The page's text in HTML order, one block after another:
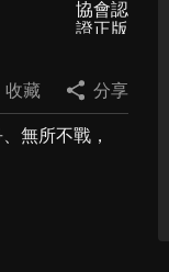
收藏 分享
無所不戰，